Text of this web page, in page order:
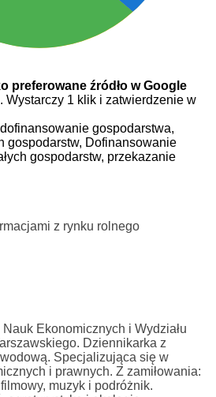
preferowane źródło w Google
Wystarczy 1 klik i zatwierdzenie w
dofinansowanie gospodarstwa,
gospodarstw, Dofinansowanie
gospodarstw, przekazanie
z rynku rolnego
Ekonomicznych i Wydziału
Dziennikarka z
Specjalizująca się w
i prawnych. Z zamiłowania:
muzyk i podróżnik.